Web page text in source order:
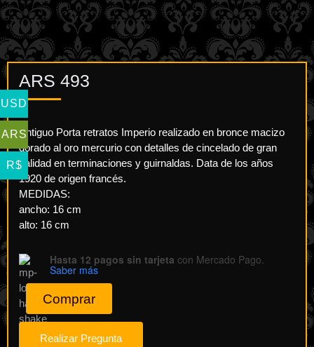
ARS 493
Antiguo Porta retratos Imperio realizado en bronce macizo
dorado al oro mercurio con detalles de cincelado de gran
calidad en terminaciones y guirnaldas. Data de los años
1920 de origen francés.
MEDIDAS:
ancho: 16 cm
alto: 16 cm
Hasta 12 pagos sin tarjeta con Mercado Pago.
Saber más
Comprar
USD
ARS
R$